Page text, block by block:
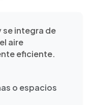
se integra de
aire
eficiente.
o espacios